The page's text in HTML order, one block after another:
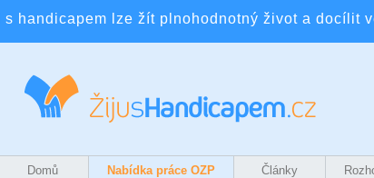
I s handicapem lze žít plnohodnotný život a docílit
Domů Nabídka práce OZP Články